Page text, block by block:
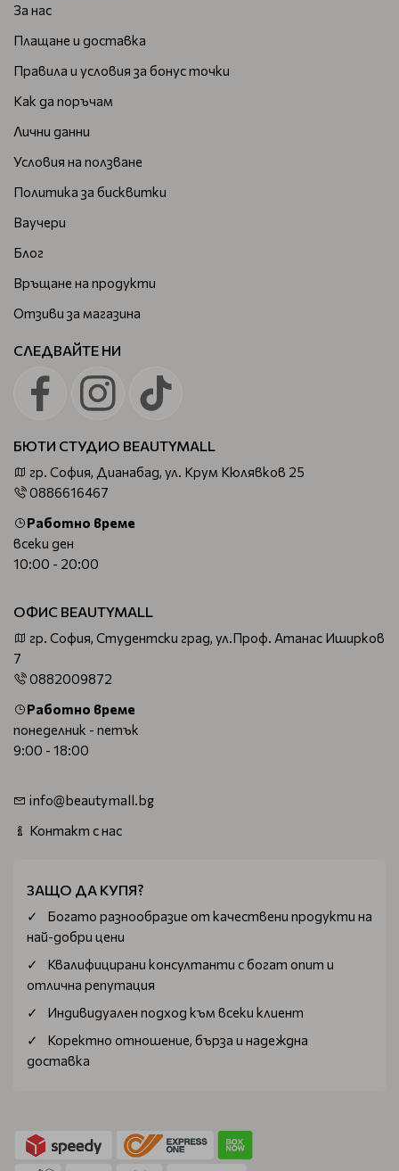
За нас
Плащане и доставка
Правила и условия за бонус точки
Как да поръчам
Лични данни
Условия на ползване
Политика за бисквитки
Ваучери
Блог
Връщане на продукти
Отзиви за магазина
СЛЕДВАЙТЕ НИ
БЮТИ СТУДИО BEAUTYMALL
гр. София, Дианабад, ул. Крум Кюлявков 25
0886616467
Работно време
всеки ден
10:00 - 20:00
ОФИС BEAUTYMALL
гр. София, Студентски град, ул.Проф. Атанас Иширков
7
0882009872
Работно време
понеделник - петък
9:00 - 18:00
info@beautymall.bg
Контакт с нас
ЗАЩО ДА КУПЯ?
Богатo разнообразие от качествени продукти на
най-добри цени
Квалифицирани консултанти с богат опит и
отлична репутация
Индивидуален подход към всеки клиент
Коректно отношение, бърза и надеждна
доставка